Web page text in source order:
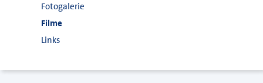
Fotogalerie
Filme
Links